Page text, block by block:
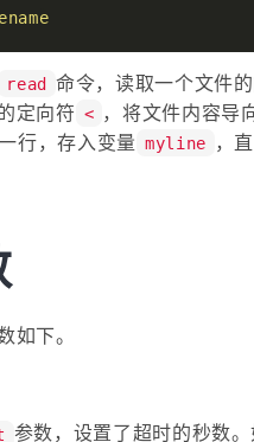
read 命令，读取一个文件的
定向符 < ，将文件内容导
行，存入变量 myline
，
如下。
参数，设置了超时的秒数